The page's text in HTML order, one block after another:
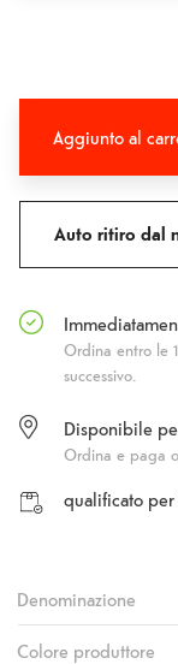
Aggiunto al
Auto ritiro dal
Ordina entro le
successivo.
Disponibile
Ordina e paga
qualificato
Denominazione
Colore produttore